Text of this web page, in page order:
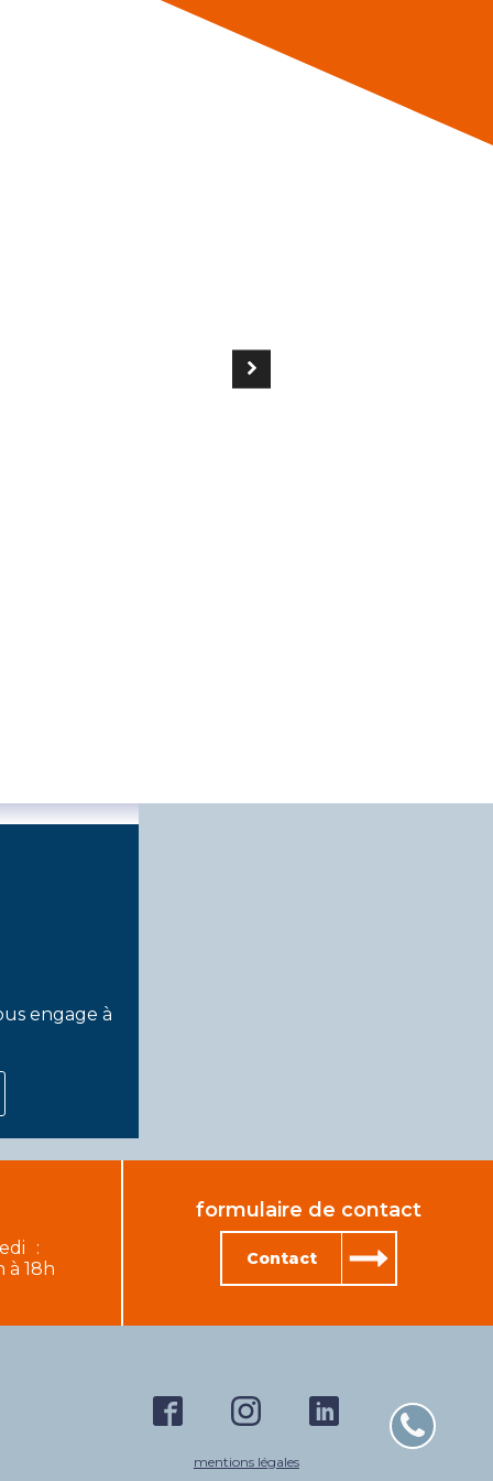
engage à
:
à 18h
formulaire de contact
Contact
mentions légales